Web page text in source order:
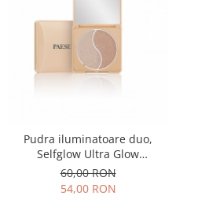
Pudra iluminatoare duo,
Selfglow Ultra Glow
Highlighter - 6,5g
60,00 RON
54,00 RON